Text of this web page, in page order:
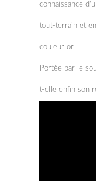
connaissance
tout-terrain et
couleur or.
Portée par le
t-elle enfin son